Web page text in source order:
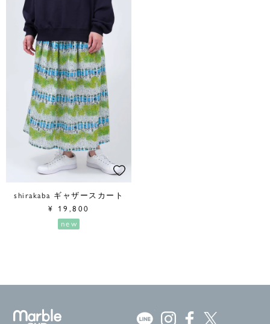
shirakaba ギャザースカート
¥ 19,800
new